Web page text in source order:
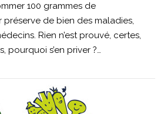
100 grammes de
de bien des maladies,
Rien n’est prouvé, certes,
pourquoi s’en priver ?…